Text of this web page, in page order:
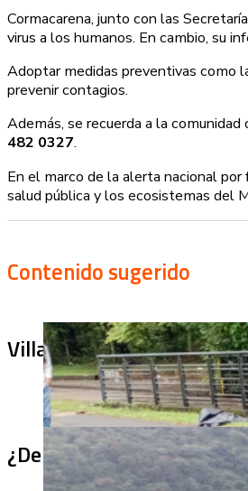
Cormacarena, junto con las
virus a los humanos. En cambio, su
Adoptar medidas preventivas como
prevenir contagios.
Además, se recuerda a la
482 0327.
En el marco de la alerta nacional
salud pública y los ecosistemas del
Contenido sugerido
Villa Julia no puede tapar
¿De qué sirve un puente